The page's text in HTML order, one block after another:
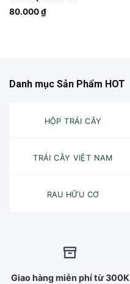
80.000₫
Danh mục Sản Phẩm HOT
HỘP TRÁI CÂY
TRÁI CÂY VIỆT NAM
RAU HỮU CƠ
Giao hàng miễn phí từ 300K